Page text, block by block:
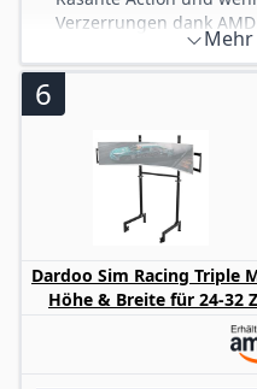
Verzerrungen dank AMD
Reaktionen in Echtzeit
Bildwiederholfrequenz
Games
Mit Black Equalizer zur
Games – zum
dunkelsten Verstecken
Entspannte Augen
Technologie für
Bildschirmflackern,
Lieferumfang: 1x
Mehr
6
Dardoo Sim Racing
Höhe & Breite für 24-32
Halterung Kompatibel